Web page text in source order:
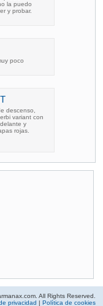
la puedo
y probar.
poco
descenso,
variant con
y
rojas.
All Rights Reserved.
privacidad | Política de cookies